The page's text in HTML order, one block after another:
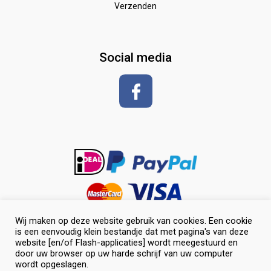
hoeven
vlechten en toiletteren
Zadeldekken & toebehoren
Shirt met korte mouwen
Verzenden
Social media
Wij maken op deze website gebruik van cookies. Een cookie
is een eenvoudig klein bestandje dat met pagina's van deze
website [en/of Flash-applicaties] wordt meegestuurd en
door uw browser op uw harde schrijf van uw computer
wordt opgeslagen.